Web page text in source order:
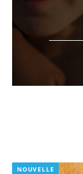
NOUVELLE